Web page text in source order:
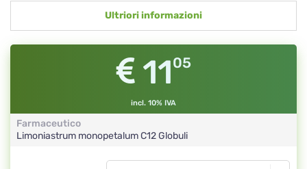
Ultriori informazioni
1105
incl. 10% IVA
Farmaceutico
Limoniastrum monopetalumC12Globuli
Tipo